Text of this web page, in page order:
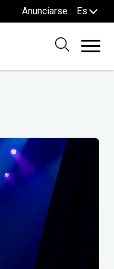
Anunciarse Es